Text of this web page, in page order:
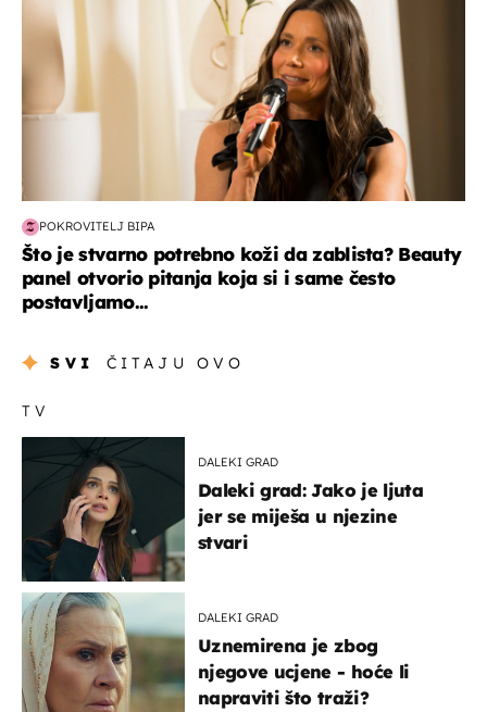
POKROVITELJ BIPA
Što je stvarno potrebno koži da zablista? Beauty
panel otvorio pitanja koja si i same često
postavljamo...
SVI ČITAJU OVO
TV
DALEKI GRAD
Daleki grad: Jako je ljuta
jer se miješa u njezine
stvari
DALEKI GRAD
Uznemirena je zbog
njegove ucjene - hoće li
napraviti što traži?